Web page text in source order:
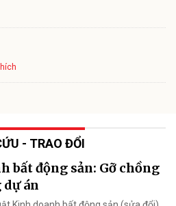
- TRAO ĐỔI
bất động sản: Gỡ chồng
án